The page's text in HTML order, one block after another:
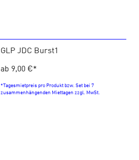
GLP JDC Burst1
ab 9,00 €*
*Tagesmietpreis pro Produkt bzw. Set bei 7
zusammenhängenden Miettagen zzgl. MwSt.